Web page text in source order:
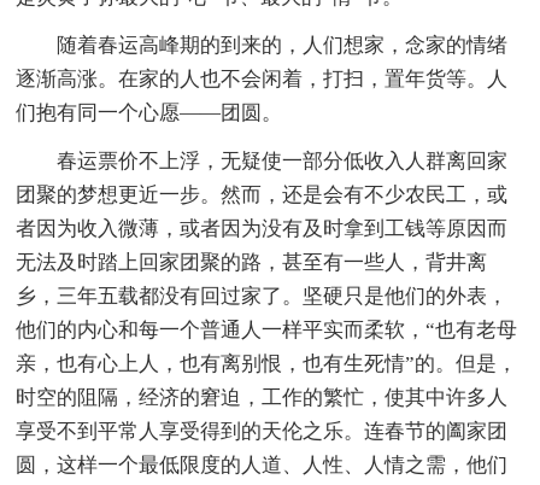
随着春运高峰期的到来的，人们想家，念家的情绪
逐渐高涨。在家的人也不会闲着，打扫，置年货等。人
们抱有同一个心愿——团圆。
春运票价不上浮，无疑使一部分低收入人群离回家
团聚的梦想更近一步。然而，还是会有不少农民工，或
者因为收入微薄，或者因为没有及时拿到工钱等原因而
无法及时踏上回家团聚的路，甚至有一些人，背井离
乡，三年五载都没有回过家了。坚硬只是他们的外表，
他们的内心和每一个普通人一样平实而柔软，“也有老母
亲，也有心上人，也有离别恨，也有生死情”的。但是，
时空的阻隔，经济的窘迫，工作的繁忙，使其中许多人
享受不到平常人享受得到的天伦之乐。连春节的阖家团
圆，这样一个最低限度的人道、人性、人情之需，他们